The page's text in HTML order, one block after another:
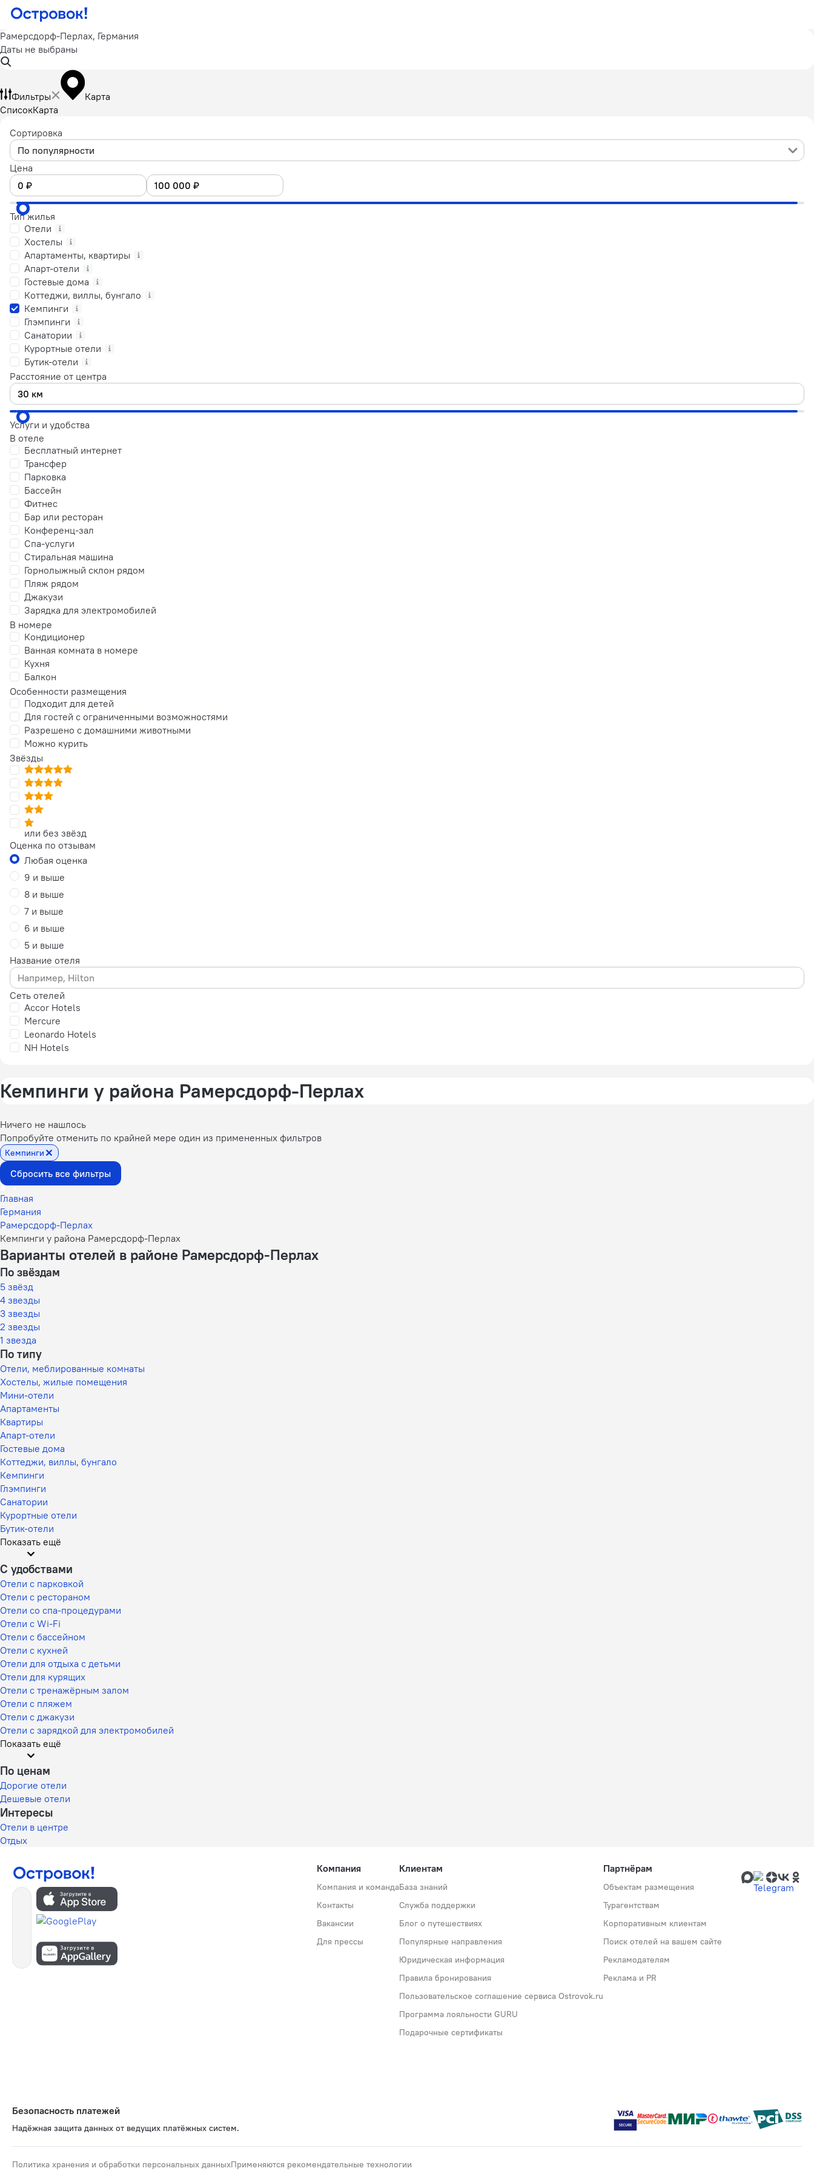
Рамерсдорф-Перлах, Германия
Даты не выбраны
Фильтры
Карта
СписокКарта
Сортировка
По популярности
Цена
Тип жилья
Отели
Хостелы
Апартаменты, квартиры
Апарт-отели
Гостевые дома
Коттеджи, виллы, бунгало
Кемпинги
Глэмпинги
Санатории
Курортные отели
Бутик-отели
Расстояние от центра
Услуги и удобства
В отеле
Бесплатный интернет
Трансфер
Парковка
Бассейн
Фитнес
Бар или ресторан
Конференц-зал
Спа-услуги
Стиральная машина
Горнолыжный склон рядом
Пляж рядом
Джакузи
Зарядка для электромобилей
В номере
Кондиционер
Ванная комната в номере
Кухня
Балкон
Особенности размещения
Подходит для детей
Для гостей с ограниченными возможностями
Разрешено с домашними животными
Можно курить
Звёзды
или без звёзд
Оценка по отзывам
Любая оценка
9 и выше
8 и выше
7 и выше
6 и выше
5 и выше
Название отеля
Сеть отелей
Accor Hotels
Mercure
Leonardo Hotels
NH Hotels
Кемпинги у района Рамерсдорф-Перлах
Ничего не нашлось
Попробуйте отменить по крайней мере один из примененных фильтров
Кемпинги
Сбросить все фильтры
Главная
Германия
Рамерсдорф-Перлах
Кемпинги у района Рамерсдорф-Перлах
Варианты отелей в районе Рамерсдорф-Перлах
По звёздам
5 звёзд
4 звезды
3 звезды
2 звезды
1 звезда
По типу
Отели, меблированные комнаты
Хостелы, жилые помещения
Мини-отели
Апартаменты
Квартиры
Апарт-отели
Гостевые дома
Коттеджи, виллы, бунгало
Кемпинги
Глэмпинги
Санатории
Курортные отели
Бутик-отели
Показать ещё
С удобствами
Отели с парковкой
Отели с рестораном
Отели со спа-процедурами
Отели с Wi-Fi
Отели с бассейном
Отели с кухней
Отели для отдыха с детьми
Отели для курящих
Отели с тренажёрным залом
Отели с пляжем
Отели с джакузи
Отели с зарядкой для электромобилей
Показать ещё
По ценам
Дорогие отели
Дешевые отели
Интересы
Отели в центре
Отдых
Компания
Компания и команда
Контакты
Вакансии
Для прессы
Клиентам
База знаний
Служба поддержки
Блог о путешествиях
Популярные направления
Юридическая информация
Правила бронирования
Пользовательское соглашение сервиса Ostrovok.ru
Программа лояльности GURU
Подарочные сертификаты
Партнёрам
Объектам размещения
Турагентствам
Корпоративным клиентам
Поиск отелей на вашем сайте
Рекламодателям
Реклама и PR
Безопасность платежей
Надёжная защита данных от ведущих платёжных систем.
Политика хранения и обработки персональных данныхПрименяются рекомендательные технологии